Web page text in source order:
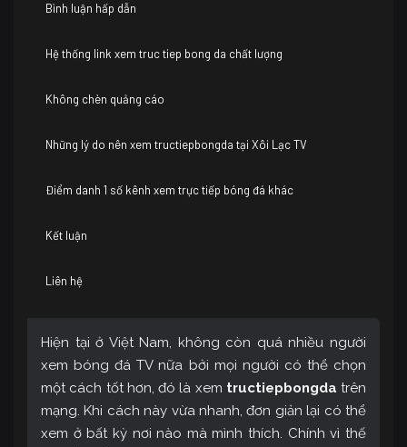
Bình luận hấp dẫn
Hệ thống link xem truc tiep bong da chất lượng
Không chèn quảng cáo
Những lý do nên xem tructiepbongda tại Xôi Lạc TV
Điểm danh 1 số kênh xem trực tiếp bóng đá khác
Kết luận
Liên hệ
Hiện tại ở Việt Nam, không còn quá nhiều người
xem bóng đá TV nữa bởi mọi người có thể chọn
một cách tốt hơn, đó là xem tructiepbongda trên
mạng. Khi cách này vừa nhanh, đơn giản lại có thể
xem ở bất kỳ nơi nào mà mình thích. Chính vì thế